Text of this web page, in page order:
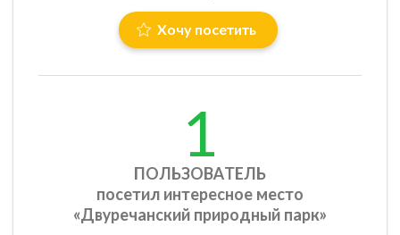
Хочу посетить
1
ПОЛЬЗОВАТЕЛЬ
посетил интересное место
«Двуречанский природный парк»